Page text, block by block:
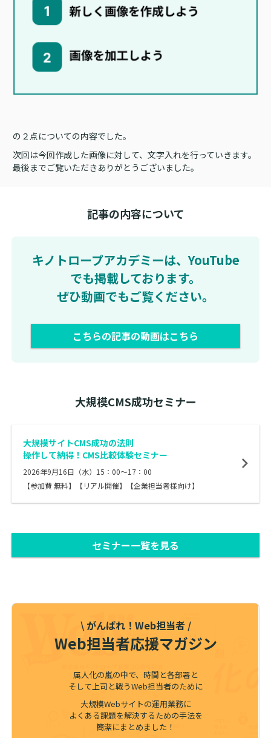
の２点についての内容でした。
次回は今回作成した画像に対して、文字入れを行っていきます。
最後までご覧いただきありがとうございました。
記事の内容について
キノトロープアカデミーは、YouTube
でも掲載しております。
ぜひ動画でもご覧ください。
こちらの記事の動画はこちら
大規模CMS成功セミナー
大規模サイトCMS成功の法則
操作して納得！CMS比較体験セミナー
2026年9月16日（水）15：00～17：00
【参加費 無料】【リアル開催】【企業担当者様向け】
セミナー一覧を見る
\ がんばれ！Web担当者 /
Web担当者応援マガジン
属人化の嵐の中で、時間と各部署と
そして上司と戦うWeb担当者のために
大規模Webサイトの運用業務に
よくある課題を解決するための手法を
簡潔にまとめました！